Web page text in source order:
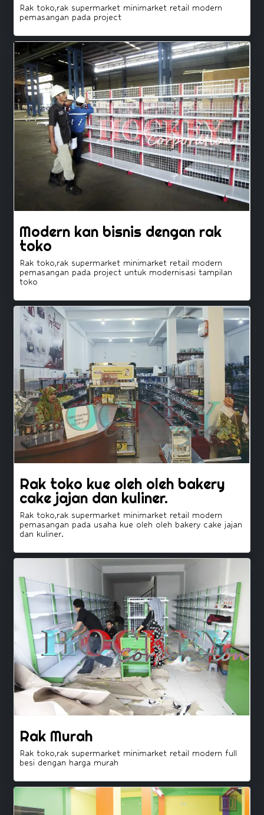
Rak toko,rak supermarket minimarket retail modern
pemasangan pada project
Modern kan bisnis dengan rak
toko
Rak toko,rak supermarket minimarket retail modern
pemasangan pada project untuk modernisasi tampilan
toko
Rak toko kue oleh oleh bakery
cake jajan dan kuliner.
Rak toko,rak supermarket minimarket retail modern
pemasangan pada usaha kue oleh oleh bakery cake jajan
dan kuliner.
Rak Murah
Rak toko,rak supermarket minimarket retail modern full
besi dengan harga murah